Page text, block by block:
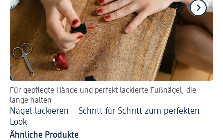
Für gepflegte Hände und perfekt lackierte Fußnägel, die
lange halten
Nägel lackieren – Schritt für Schritt zum perfekten
Look
Ähnliche Produkte